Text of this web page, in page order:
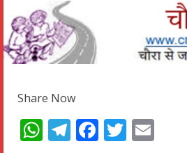
Share Now
WhatsApp
Telegram
Facebook
Twitter